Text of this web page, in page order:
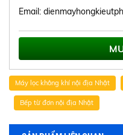
Email:
Máy lọc không khí nội địa Nhật
Bếp từ đơn nội địa Nhật